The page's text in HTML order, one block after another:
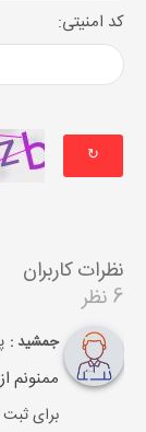
کد امنیتی:
↻
نظرات کاربران
6 نظر
جمشید :
ممنونم
برای ثبت